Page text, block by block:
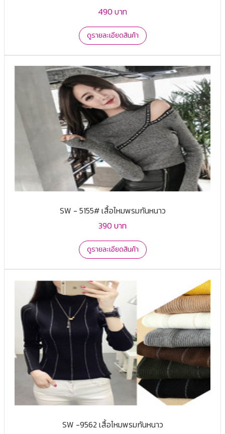
490 บาท
ดูรายละเอียดสินค้า
SW - 5155# เสื้อไหมพรมกันหนาว
390 บาท
ดูรายละเอียดสินค้า
SW -9562 เสื้อไหมพรมกันหนาว